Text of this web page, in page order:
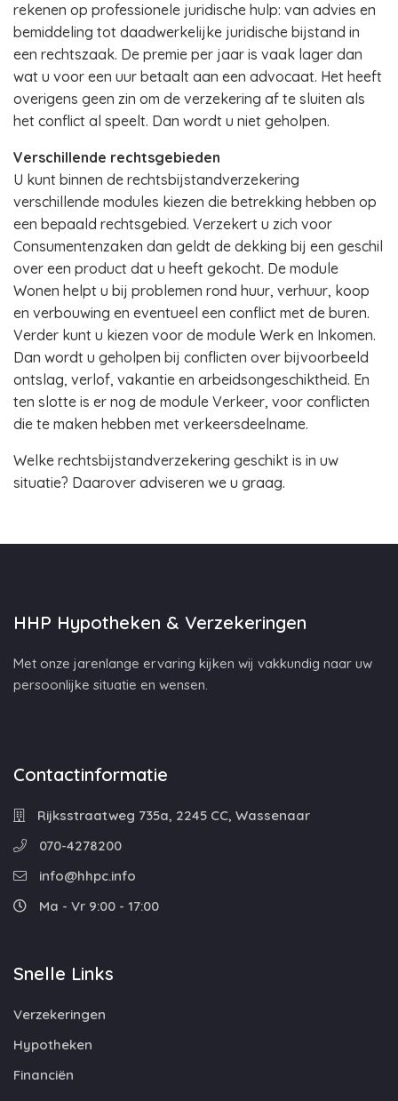
rekenen op professionele juridische hulp: van advies en
bemiddeling tot daadwerkelijke juridische bijstand in
een rechtszaak. De premie per jaar is vaak lager dan
wat u voor een uur betaalt aan een advocaat. Het heeft
overigens geen zin om de verzekering af te sluiten als
het conflict al speelt. Dan wordt u niet geholpen.
Verschillende rechtsgebieden
U kunt binnen de rechtsbijstandverzekering
verschillende modules kiezen die betrekking hebben op
een bepaald rechtsgebied. Verzekert u zich voor
Consumentenzaken dan geldt de dekking bij een geschil
over een product dat u heeft gekocht. De module
Wonen helpt u bij problemen rond huur, verhuur, koop
en verbouwing en eventueel een conflict met de buren.
Verder kunt u kiezen voor de module Werk en Inkomen.
Dan wordt u geholpen bij conflicten over bijvoorbeeld
ontslag, verlof, vakantie en arbeidsongeschiktheid. En
ten slotte is er nog de module Verkeer, voor conflicten
die te maken hebben met verkeersdeelname.
Welke rechtsbijstandverzekering geschikt is in uw
situatie? Daarover adviseren we u graag.
HHP Hypotheken & Verzekeringen
Met onze jarenlange ervaring kijken wij vakkundig naar uw
persoonlijke situatie en wensen.
Contactinformatie
Rijksstraatweg 735a, 2245 CC, Wassenaar
070-4278200
info@hhpc.info
Ma - Vr 9:00 - 17:00
Snelle Links
Verzekeringen
Hypotheken
Financiën